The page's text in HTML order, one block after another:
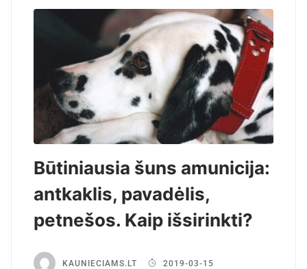
Būtiniausia šuns amunicija:
antkaklis, pavadėlis,
petnešos. Kaip išsirinkti?
KAUNIECIAMS.LT 2019-03-15